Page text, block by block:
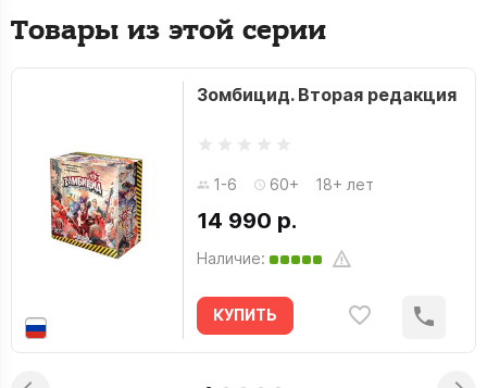
Товары из этой серии
Зомбицид. Вторая редакция
1-6 60+ 18+ лет
14 990 р.
Наличие:
КУПИТЬ